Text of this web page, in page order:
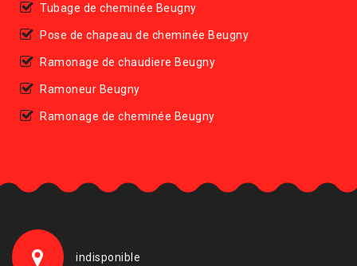
Tubage de cheminée Beugny
Pose de chapeau de cheminée Beugny
Ramonage de chaudiere Beugny
Ramoneur Beugny
Ramonage de cheminée Beugny
indisponible